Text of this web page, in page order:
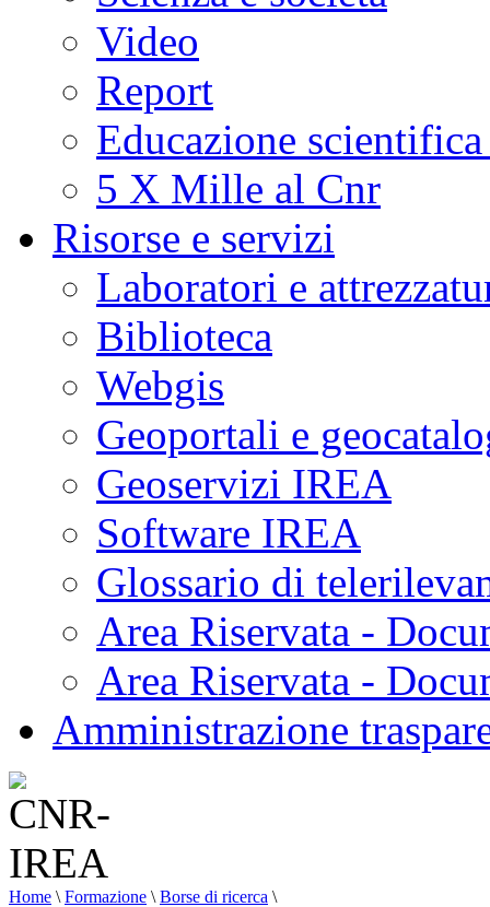
Video
Report
Educazione
5 X Mille al Cnr
Risorse e servizi
Laboratori e
Biblioteca
Webgis
Geoportali e
Geoservizi IREA
Software IREA
Glossario di
Area Riservata -
Area Riservata -
Amministrazione
Home \ Formazione \ Borse di ricerca \